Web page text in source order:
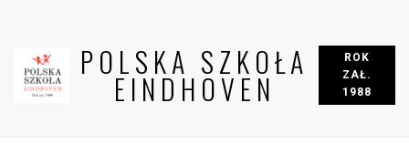
POLSKA SZKOŁA
EINDHOVEN
ROK
ZAŁ.
1988